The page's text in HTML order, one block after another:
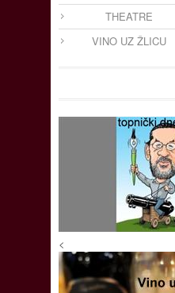
THEATRE
VINO UZ ŽLICU
<